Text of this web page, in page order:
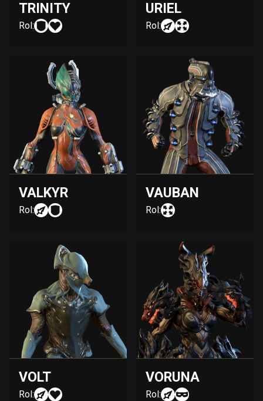
TRINITY
Rol:
URIEL
Rol:
VALKYR
Rol:
VAUBAN
Rol:
VOLT
Rol:
VORUNA
Rol: